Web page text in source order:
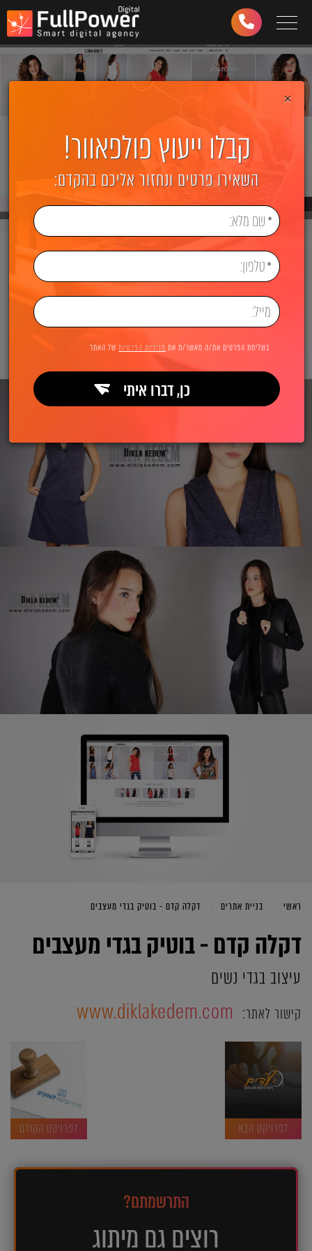
Toggle navigation
03-
6499-
997
ראשי בניית אתרים דקלה קדם - בוטיק בגדי מעצבים
דקלה קדם - בוטיק בגדי מעצבים
עיצוב בגדי נשים
קישור לאתר: www.diklakedem.com
לפרויקט הבא לפרויקט הקודם
התרשמתם?
רוצים גם מיתוג
×
קבלו ייעוץ פולפאוור!
השאירו פרטים ונחזור אליכם בהקדם:
בשליחת הפרטים את/ה מאשר/ת את מדיניות הפרטיותשל האתר
כן, דברו איתי